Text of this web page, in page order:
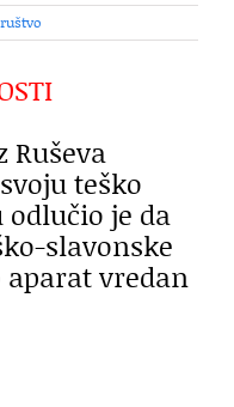
Ruševa
teško
je da
slavonske
aparat vredan